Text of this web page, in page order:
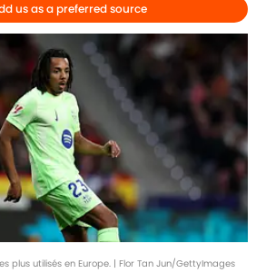
us as a preferred source
plus utilisés en Europe. | Flor Tan Jun/GettyImages